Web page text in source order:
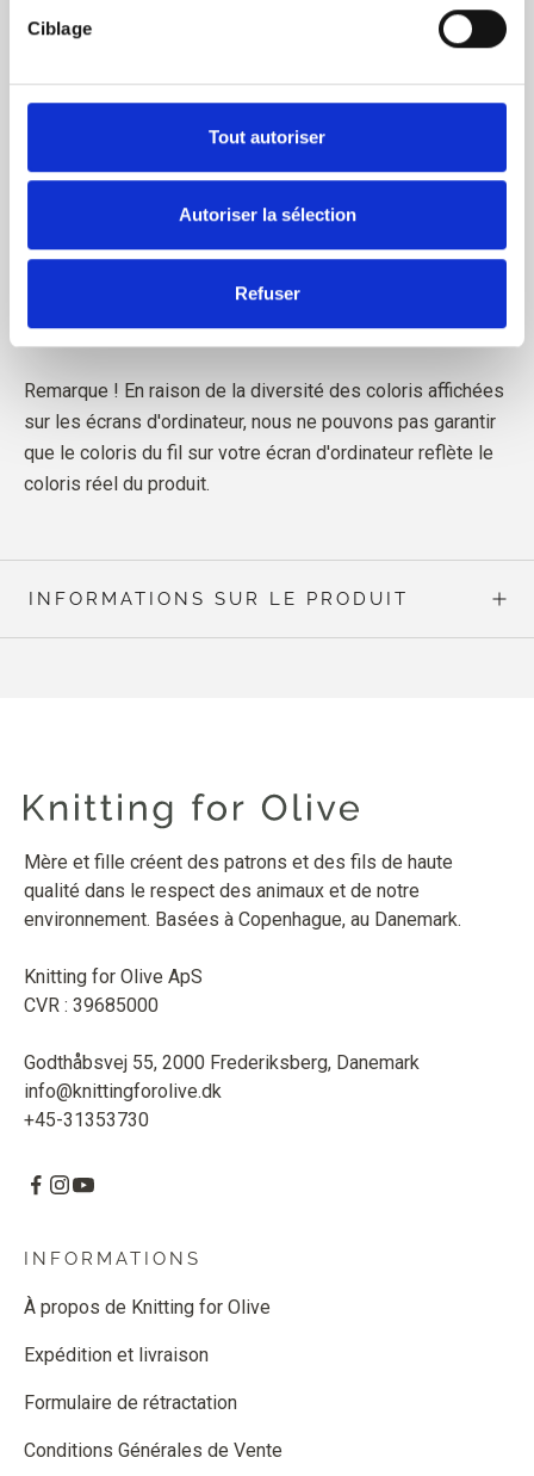
blocage et la suppression des cookies.
Ciblage
Tout autoriser
Autoriser la sélection
Refuser
Pour en savoir plus sur notre fil, cliquez ici
Remarque ! En raison de la diversité des coloris affichées
sur les écrans d'ordinateur, nous ne pouvons pas garantir
que le coloris du fil sur votre écran d'ordinateur reflète le
coloris réel du produit.
INFORMATIONS SUR LE PRODUIT
Mère et fille créent des patrons et des fils de haute
qualité dans le respect des animaux et de notre
environnement. Basées à Copenhague, au Danemark.
Knitting for Olive ApS
CVR : 39685000
Godthåbsvej 55, 2000 Frederiksberg, Danemark
info@knittingforolive.dk
+45-31353730
INFORMATIONS
À propos de Knitting for Olive
Expédition et livraison
Formulaire de rétractation
Conditions Générales de Vente